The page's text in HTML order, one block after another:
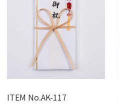
ITEM No.AK-117